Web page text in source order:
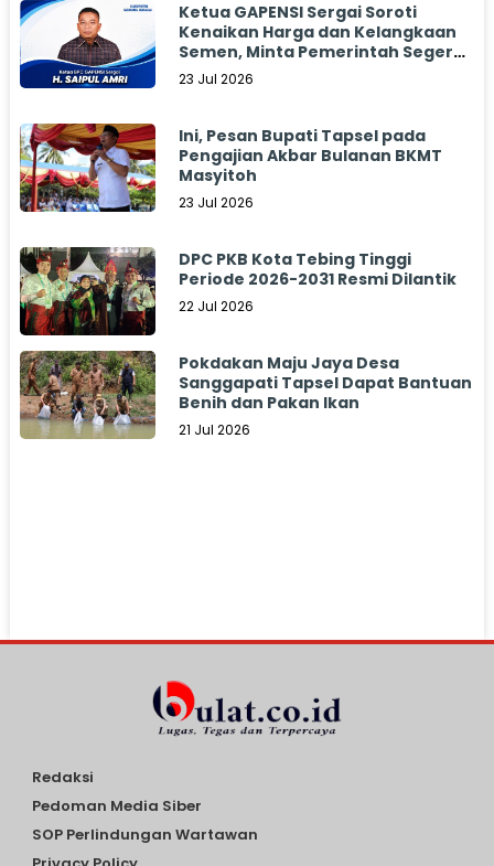
Ketua GAPENSI Sergai Soroti
Kenaikan Harga dan Kelangkaan
Semen, Minta Pemerintah Segera
Bertindak
23 Jul 2026
Ini, Pesan Bupati Tapsel pada
Pengajian Akbar Bulanan BKMT
Masyitoh
23 Jul 2026
DPC PKB Kota Tebing Tinggi
Periode 2026-2031 Resmi Dilantik
22 Jul 2026
Pokdakan Maju Jaya Desa
Sanggapati Tapsel Dapat Bantuan
Benih dan Pakan Ikan
21 Jul 2026
Redaksi
Pedoman Media Siber
SOP Perlindungan Wartawan